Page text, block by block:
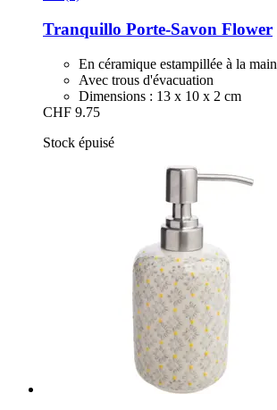
Tranquillo Porte-​Savon Flower
En céramique estampillée à la main
Avec trous d'évacuation
Dimensions : 13 x 10 x 2 cm
CHF 9.75
Stock épuisé